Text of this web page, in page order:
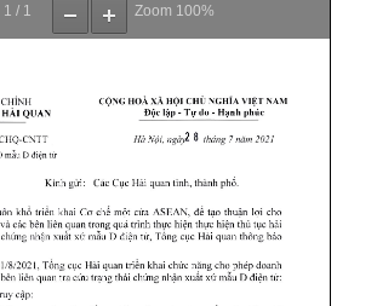
1 / 1 Zoom 100%